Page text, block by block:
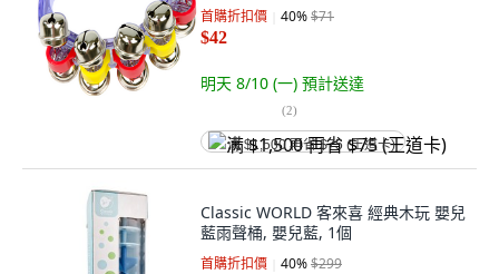
首購折扣價 40%$71
$42
明天 8/10 (一) 預計送達
(2)
满 $1,500 再省 $75 (王道卡)
Classic WORLD 客來喜 經典木玩 嬰兒
藍雨聲桶, 嬰兒藍, 1個
首購折扣價 40%$299